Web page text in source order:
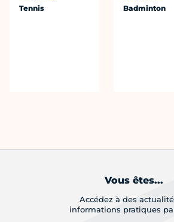
Tennis Badminton
Vous êtes...
Accédez à des
informations pratiques